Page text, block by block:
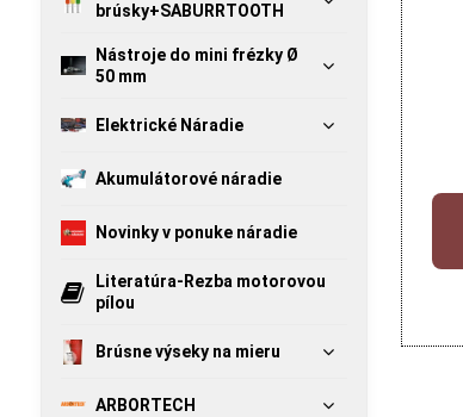
brúsky+SABURRTOOTH
Nástroje do mini frézky Ø
50 mm
Elektrické Náradie
Akumulátorové náradie
Novinky v ponuke náradie
Literatúra-Rezba motorovou
pílou
Brúsne výseky na mieru
ARBORTECH